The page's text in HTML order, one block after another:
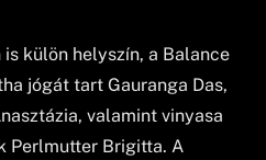
külön helyszín, a Balance
jógát tart Gauranga Das,
valamint vinyasa
Perlmutter Brigitta. A